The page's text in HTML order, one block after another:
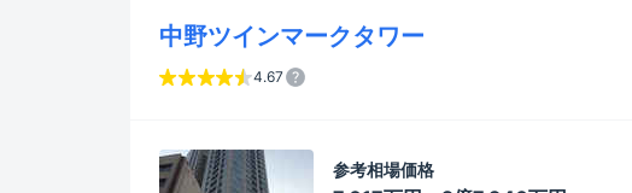
中野ツインマークタワー
4.67
参考相場価格